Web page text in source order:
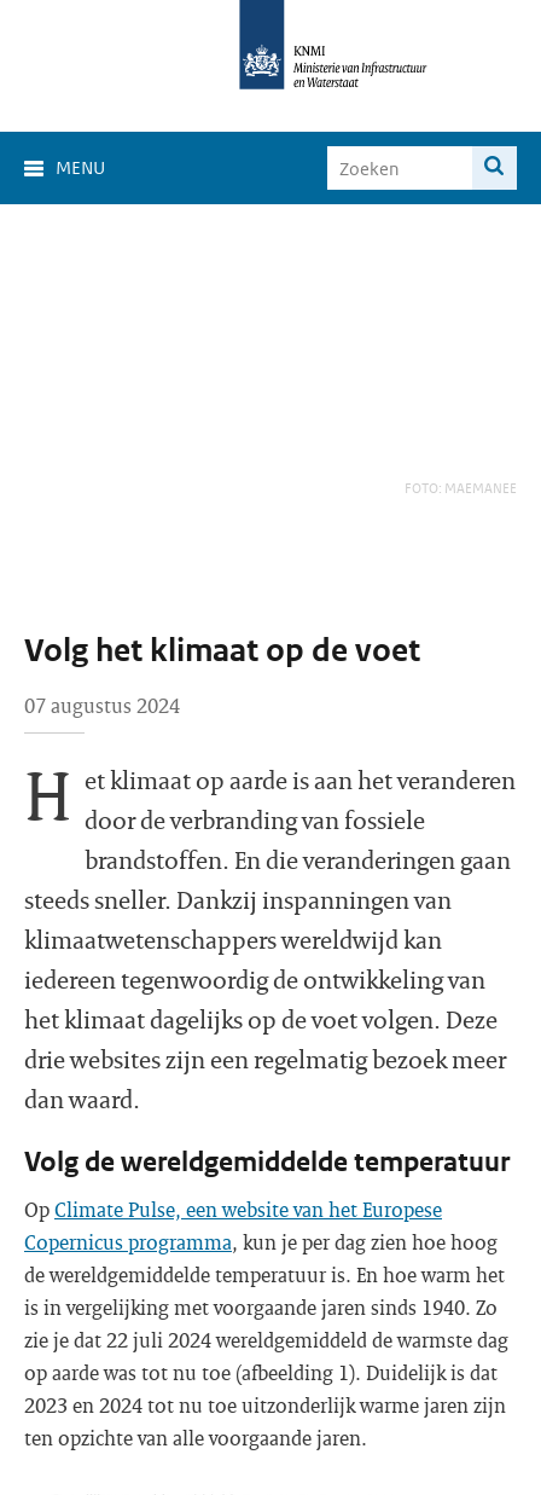
MENU
FOTO: MAEMANEE
Volg het klimaat op de voet
07 augustus 2024
H et klimaat op aarde is aan het veranderen
door de verbranding van fossiele
brandstoffen. En die veranderingen gaan
steeds sneller. Dankzij inspanningen van
klimaatwetenschappers wereldwijd kan
iedereen tegenwoordig de ontwikkeling van
het klimaat dagelijks op de voet volgen. Deze
drie websites zijn een regelmatig bezoek meer
dan waard.
Volg de wereldgemiddelde temperatuur
OpClimate Pulse, een website van het Europese
Copernicus programma, kun je per dag zien hoe hoog
de wereldgemiddelde temperatuur is. En hoe warm het
is in vergelijking met voorgaande jaren sinds 1940. Zo
zie je dat 22 juli 2024 wereldgemiddeld de warmste dag
op aarde was tot nu toe (afbeelding 1). Duidelijk is dat
2023 en 2024 tot nu toe uitzonderlijk warme jaren zijn
ten opzichte van alle voorgaande jaren.